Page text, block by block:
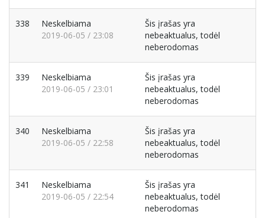
338
Neskelbiama
2019-06-05 / 23:08
Šis įrašas yra
nebeaktualus, todėl
neberodomas
339
Neskelbiama
2019-06-05 / 23:01
Šis įrašas yra
nebeaktualus, todėl
neberodomas
340
Neskelbiama
2019-06-05 / 22:58
Šis įrašas yra
nebeaktualus, todėl
neberodomas
341
Neskelbiama
2019-06-05 / 22:54
Šis įrašas yra
nebeaktualus, todėl
neberodomas